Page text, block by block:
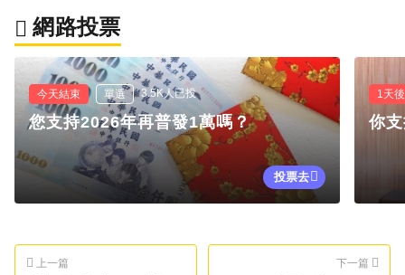
網路投票
今天結束 單選 3.5K人已投
您支持2026年再普發1萬嗎？
投票去
1天
你
上一篇 下一篇